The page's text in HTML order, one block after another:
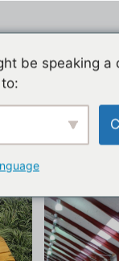
be speaking a